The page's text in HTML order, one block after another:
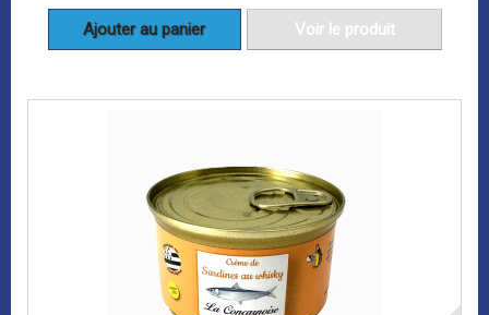
Ajouter au panier Voir le produit